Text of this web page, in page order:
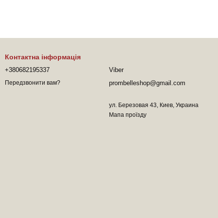
Контактна інформація
+380682195337
Передзвонити вам?
Viber
prombelleshop@gmail.com
ул. Березовая 43, Киев, Украина
Мапа проїзду